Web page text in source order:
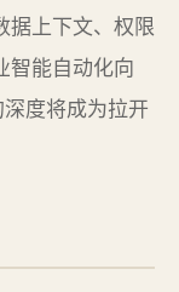
据上下文、权限
智能自动化向
度将成为拉开